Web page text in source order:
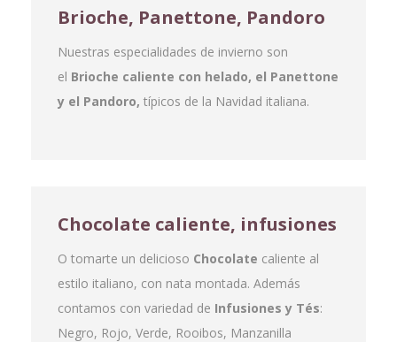
Brioche, Panettone, Pandoro
Nuestras especialidades de invierno son
el Brioche caliente con helado, el Panettone
y el Pandoro, típicos de la Navidad italiana.
Chocolate caliente, infusiones
O tomarte un delicioso Chocolate caliente al
estilo italiano, con nata montada. Además
contamos con variedad de Infusiones y Tés:
Negro, Rojo, Verde, Rooibos, Manzanilla